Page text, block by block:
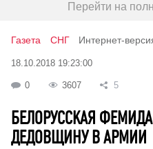
Перейти на
Газета СНГ Интернет-
18.10.2018 19:23:00
0 3607 5
БЕЛОРУССКАЯ
ДЕДОВЩИНУ В АРМИИ